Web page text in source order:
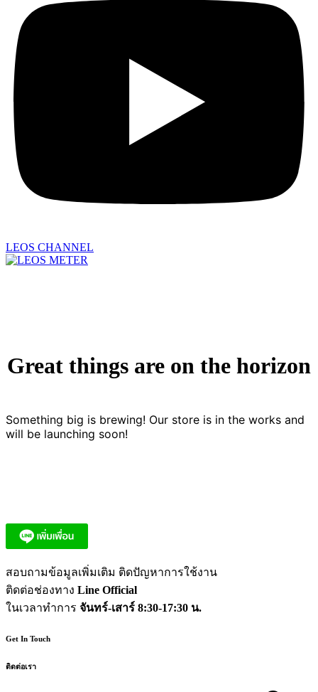
LEOS CHANNEL
Great things are on the horizon
Something big is brewing! Our store is in the works and
will be launching soon!
สอบถามข้อมูลเพิ่มเติม ติดปัญหาการใช้งาน
ติดต่อช่องทาง Line Official
ในเวลาทำการ จันทร์-เสาร์ 8:30-17:30 น.
Get In Touch
ติดต่อเรา